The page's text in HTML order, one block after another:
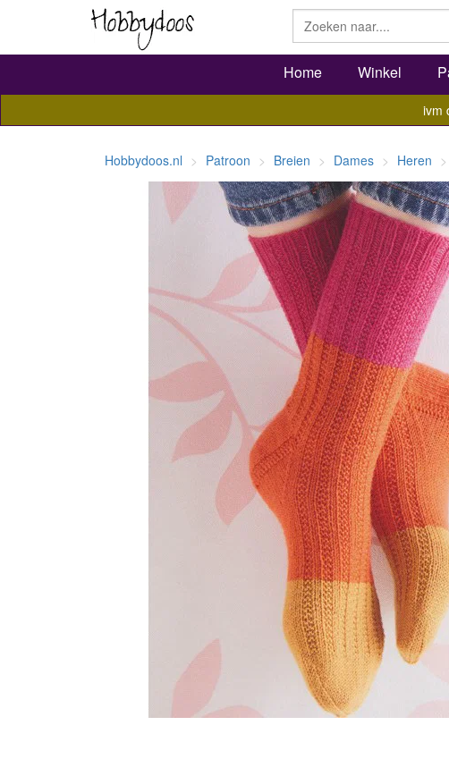
Home Winkel
ivm
Hobbydoos.nl Patroon Breien Dames Heren